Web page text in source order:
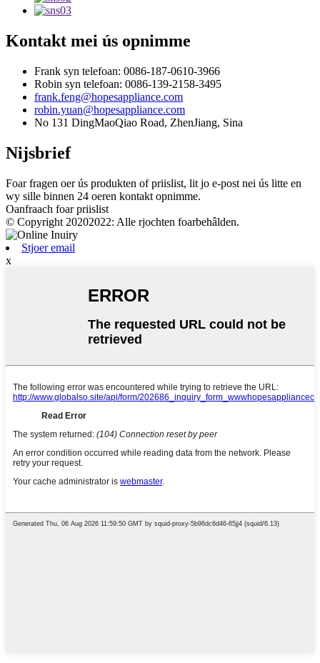
Kontakt mei ús opnimme
Frank syn telefoan: 0086-187-0610-3966
Robin syn telefoan: 0086-139-2158-3495
frank.feng@hopesappliance.com
robin.yuan@hopesappliance.com
No 131 DingMaoQiao Road, ZhenJiang, Sina
Nijsbrief
Foar fragen oer ús produkten of priislist, lit jo e-post nei ús litte en
wy sille binnen 24 oeren kontakt opnimme.
Oanfraach foar priislist
© Copyright 20202022: Alle rjochten foarbehâlden.
Stjoer email
x